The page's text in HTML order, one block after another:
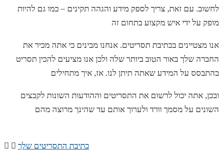
לחשוב. עם זאת, צריך לספק מידע והגהה תקינים – כמו גם להיות
מופק על ידי איש מקצוע בתחום זה
אנו מצטיינים בכתיבת תסריטים. אנחנו מבינים כי אתה מכיר את
החברה שלך באור הטוב ביותר שלה ולכן אנו מציעים להכין תסריט
בהתבסס על המידע שאתה תיתן לנו. אז, איך מתחילים
ובכן, אתה יכול לרשום את התסריטים וההודעות השונות לקבצים
השונים על מסמך וורד ולערוך אותם עד שהינך מרוצה מהם
כתיבת התסריטים שלך